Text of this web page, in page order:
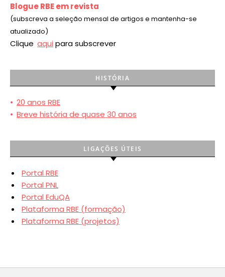
Blogue RBE em revista
(subscreva a seleção mensal de artigos e mantenha-se
atualizado)
Clique aqui para subscrever
HISTÓRIA
• 20 anos RBE
• Breve história de quase 30 anos
LIGAÇÕES ÚTEIS
Portal RBE
Portal PNL
Portal EduQA
Plataforma RBE (formação)
Plataforma RBE (projetos)